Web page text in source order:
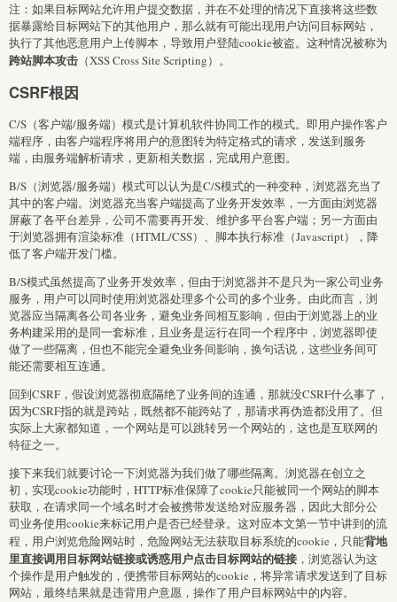
注：如果目标网站允许用户提交数据，并在不处理的情况下直接将这些数
据暴露给目标网站下的其他用户，那么就有可能出现用户访问目标网站，
执行了其他恶意用户上传脚本，导致用户登陆cookie被盗。这种情况被称为
跨站脚本攻击 （XSS Cross Site Scripting）。
CSRF根因
C/S（客户端/服务端）模式是计算机软件协同工作的模式。即用户操作客户
端程序，由客户端程序将用户的意图转为特定格式的请求，发送到服务
端，由服务端解析请求，更新相关数据，完成用户意图。
B/S（浏览器/服务端）模式可以认为是C/S模式的一种变种，浏览器充当了
其中的客户端。浏览器充当客户端提高了业务开发效率，一方面由浏览器
屏蔽了各平台差异，公司不需要再开发、维护多平台客户端；另一方面由
于浏览器拥有渲染标准（HTML/CSS）、脚本执行标准（Javascript），降
低了客户端开发门槛。
B/S模式虽然提高了业务开发效率，但由于浏览器并不是只为一家公司业务
服务，用户可以同时使用浏览器处理多个公司的多个业务。由此而言，浏
览器应当隔离各公司各业务，避免业务间相互影响，但由于浏览器上的业
务构建采用的是同一套标准，且业务是运行在同一个程序中，浏览器即使
做了一些隔离，但也不能完全避免业务间影响，换句话说，这些业务间可
能还需要相互连通。
回到CSRF，假设浏览器彻底隔绝了业务间的连通，那就没CSRF什么事了，
因为CSRF指的就是跨站，既然都不能跨站了，那请求再伪造都没用了。但
实际上大家都知道，一个网站是可以跳转另一个网站的，这也是互联网的
特征之一。
接下来我们就要讨论一下浏览器为我们做了哪些隔离。浏览器在创立之
初，实现cookie功能时，HTTP标准保障了cookie只能被同一个网站的脚本
获取，在请求同一个域名时才会被携带发送给对应服务器，因此大部分公
司业务使用cookie来标记用户是否已经登录。这对应本文第一节中讲到的流
程，用户浏览危险网站时，危险网站无法获取目标系统的cookie，只能背地
里直接调用目标网站链接或诱惑用户点击目标网站的链接 ，浏览器认为这
个操作是用户触发的，便携带目标网站的cookie，将异常请求发送到了目标
网站，最终结果就是违背用户意愿，操作了用户目标网站中的内容。